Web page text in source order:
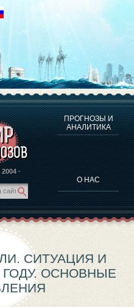
2004 ·
ПРОГНОЗЫ И
АНАЛИТИКА
О НАС
ЧЕЛОВЕКА
ЛИЧНОСТЕЙ
ВОЛИКОВА
СИТУАЦИЯ И
ОСНОВНЫЕ